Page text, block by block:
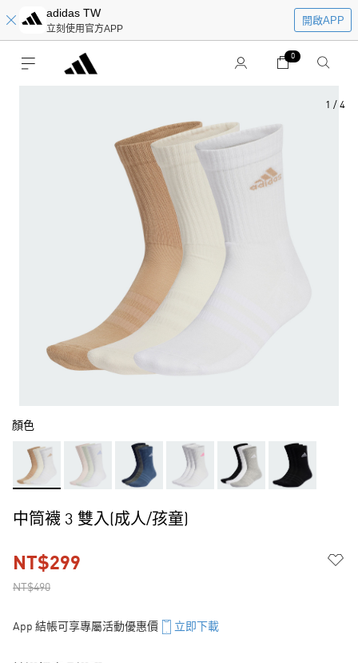
adidas TW
立刻使用官方APP
開啟APP
0
1 / 4
顏色
中筒襪 3 雙入(成人/孩童)
NT$490
NT$299
App 結帳可享專屬活動優惠價 立即下載